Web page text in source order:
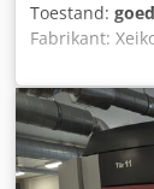
Toestand:
Fabrikant:
A3  Toestand
productie
baanbreedte:
mm 